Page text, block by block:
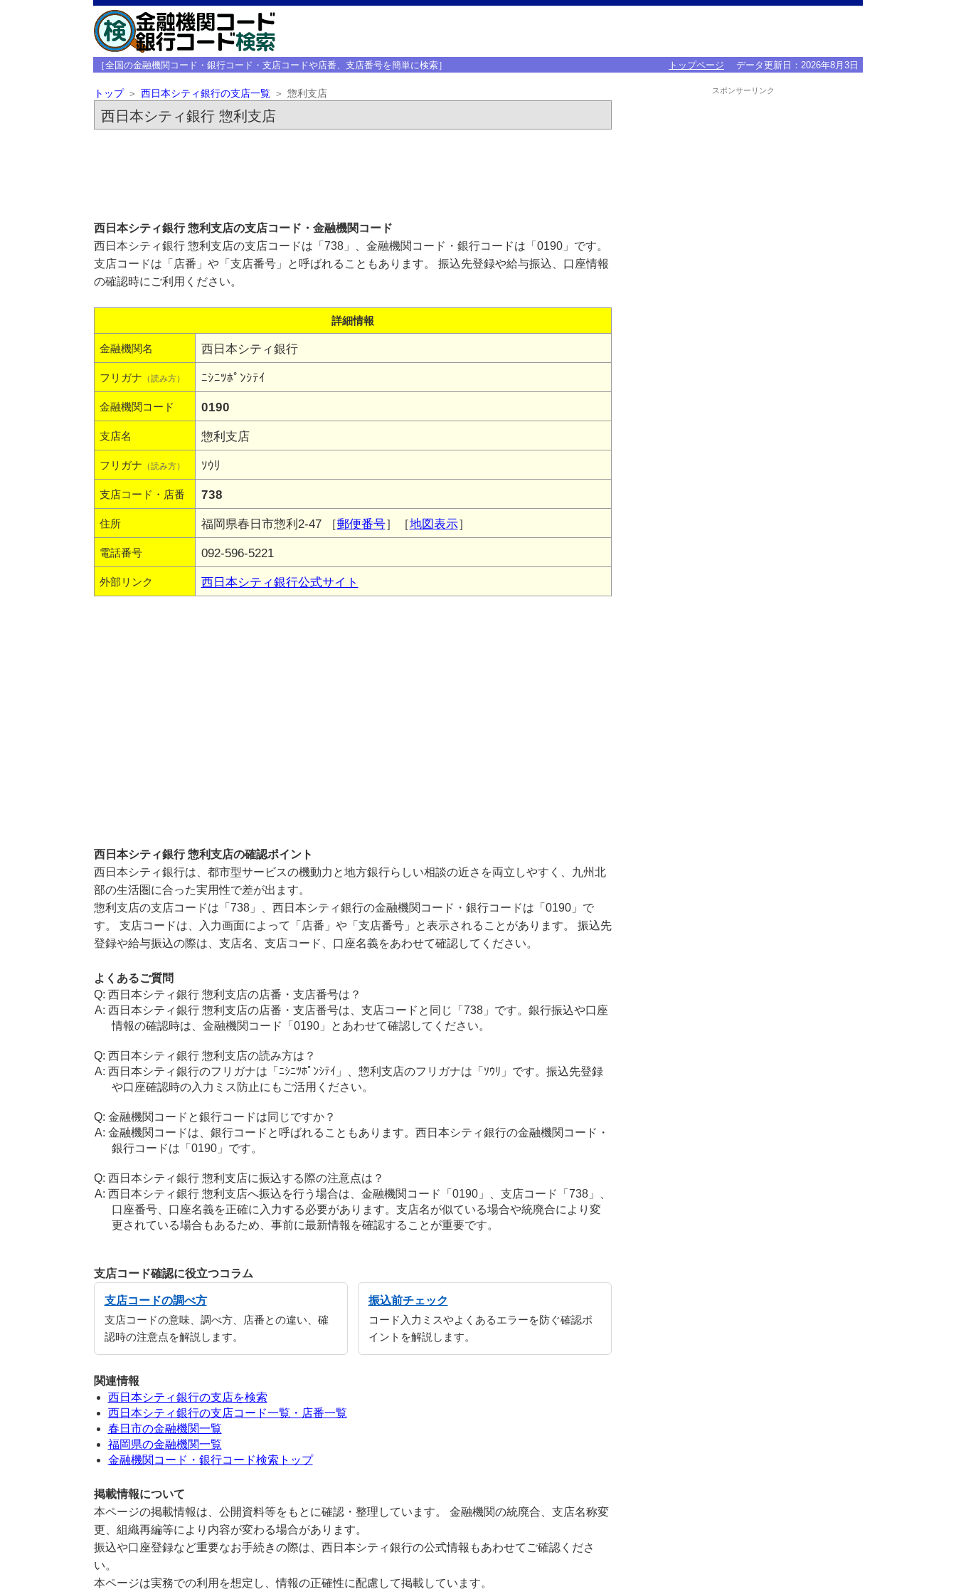
［全国の金融機関コード・銀行コード・支店コードや店番、支店番号を簡単に検索］ トップページ データ更新日： 2026年8月3日
トップ 西日本シティ銀行の支店一覧 惣利支店
西日本シティ銀行 惣利支店
西日本シティ銀行 惣利支店の支店コード・金融機関コード
西日本シティ銀行 惣利支店の支店コードは「738」、金融機関コード・銀行コードは「0190」です。
支店コードは「店番」や「支店番号」と呼ばれることもあります。 振込先登録や給与振込、口座情報
の確認時にご利用ください。
詳細情報
金融機関名 西日本シティ銀行
フリガナ （読み方） ﾆｼﾆﾂﾎﾟﾝｼﾃｲ
金融機関コード 0190
支店名 惣利支店
フリガナ （読み方） ｿｳﾘ
支店コード・店番 738
住所 福岡県春日市惣利2-47 ［郵便番号］［地図表示］
電話番号 092-596-5221
外部リンク 西日本シティ銀行公式サイト
西日本シティ銀行 惣利支店の確認ポイント
西日本シティ銀行は、都市型サービスの機動力と地方銀行らしい相談の近さを両立しやすく、九州北
部の生活圏に合った実用性で差が出ます。
惣利支店の支店コードは「738」、西日本シティ銀行の金融機関コード・銀行コードは「0190」で
す。 支店コードは、入力画面によって「店番」や「支店番号」と表示されることがあります。 振込先
登録や給与振込の際は、支店名、支店コード、口座名義をあわせて確認してください。
よくあるご質問
西日本シティ銀行 惣利支店の店番・支店番号は？
西日本シティ銀行 惣利支店の店番・支店番号は、支店コードと同じ「738」です。銀行振込や口座
情報の確認時は、金融機関コード「0190」とあわせて確認してください。
西日本シティ銀行 惣利支店の読み方は？
西日本シティ銀行のフリガナは「ﾆｼﾆﾂﾎﾟﾝｼﾃｲ」、惣利支店のフリガナは「ｿｳﾘ」です。振込先登録
や口座確認時の入力ミス防止にもご活用ください。
金融機関コードと銀行コードは同じですか？
金融機関コードは、銀行コードと呼ばれることもあります。西日本シティ銀行の金融機関コード・
銀行コードは「0190」です。
西日本シティ銀行 惣利支店に振込する際の注意点は？
西日本シティ銀行 惣利支店へ振込を行う場合は、金融機関コード「0190」、支店コード「738」、
口座番号、口座名義を正確に入力する必要があります。支店名が似ている場合や統廃合により変
更されている場合もあるため、事前に最新情報を確認することが重要です。
支店コード確認に役立つコラム
支店コードの調べ方
支店コードの意味、調べ方、店番との違い、確
認時の注意点を解説します。
振込前チェック
コード入力ミスやよくあるエラーを防ぐ確認ポ
イントを解説します。
関連情報
西日本シティ銀行の支店を検索
西日本シティ銀行の支店コード一覧・店番一覧
春日市の金融機関一覧
福岡県の金融機関一覧
金融機関コード・銀行コード検索トップ
掲載情報について
本ページの掲載情報は、公開資料等をもとに確認・整理しています。 金融機関の統廃合、支店名称変
更、組織再編等により内容が変わる場合があります。
振込や口座登録など重要なお手続きの際は、西日本シティ銀行の公式情報もあわせてご確認くださ
い。
本ページは実務での利用を想定し、情報の正確性に配慮して掲載しています。
スポンサーリンク